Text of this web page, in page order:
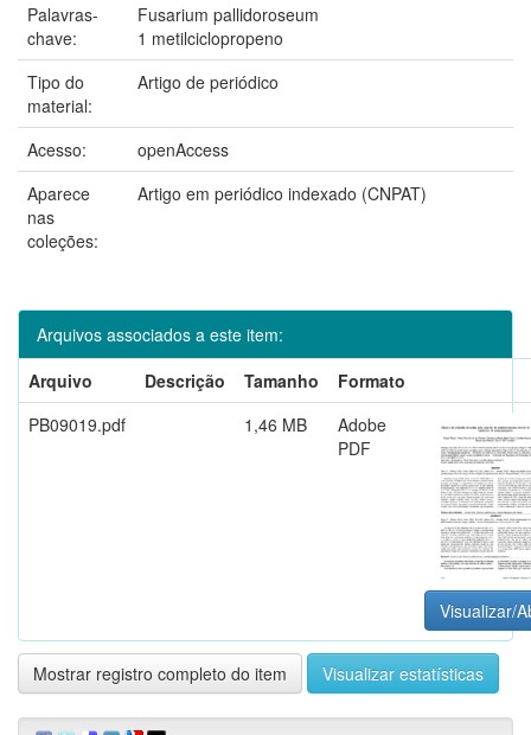
Palavras-
chave:
Fusarium pallidoroseum
1 metilciclopropeno
Tipo do
material:
Artigo de periódico
Acesso:
openAccess
Aparece
nas
coleções:
Artigo em periódico indexado (CNPAT)
Arquivos associados a este item:
Arquivo
Descrição Tamanho
Formato
PB09019.pdf
1,46 MB
Adobe
PDF
Visualizar/
Mostrar registro completo do item Visualizar estatísticas